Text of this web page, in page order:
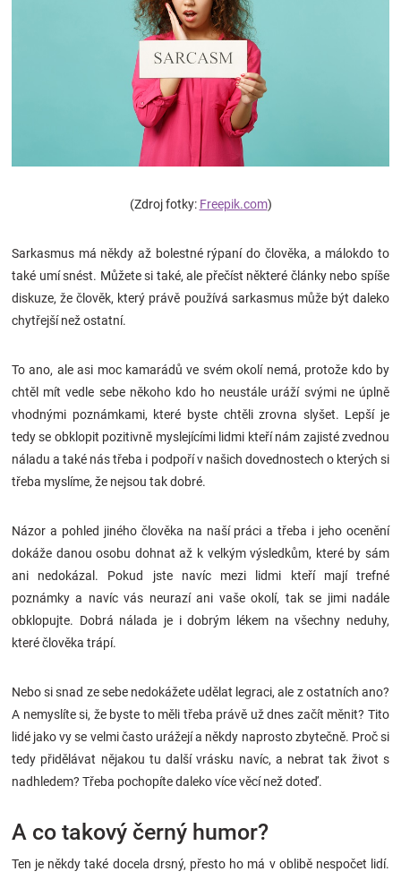
oblečení
Značky
Blog
Přihlášení
(Zdroj fotky: Freepik.com)
Sarkasmus má někdy až bolestné rýpaní do člověka, a málokdo to
také umí snést. Můžete si také, ale přečíst některé články nebo spíše
diskuze, že člověk, který právě používá sarkasmus může být daleko
chytřejší než ostatní.
To ano, ale asi moc kamarádů ve svém okolí nemá, protože kdo by
chtěl mít vedle sebe někoho kdo ho neustále uráží svými ne úplně
vhodnými poznámkami, které byste chtěli zrovna slyšet. Lepší je
tedy se obklopit pozitivně myslejícími lidmi kteří nám zajisté zvednou
náladu a také nás třeba i podpoří v našich dovednostech o kterých si
třeba myslíme, že nejsou tak dobré.
Názor a pohled jiného člověka na naší práci a třeba i jeho ocenění
dokáže danou osobu dohnat až k velkým výsledkům, které by sám
ani nedokázal. Pokud jste navíc mezi lidmi kteří mají trefné
poznámky a navíc vás neurazí ani vaše okolí, tak se jimi nadále
obklopujte. Dobrá nálada je i dobrým lékem na všechny neduhy,
které člověka trápí.
Nebo si snad ze sebe nedokážete udělat legraci, ale z ostatních ano?
A nemyslíte si, že byste to měli třeba právě už dnes začít měnit? Tito
lidé jako vy se velmi často urážejí a někdy naprosto zbytečně. Proč si
tedy přidělávat nějakou tu další vrásku navíc, a nebrat tak život s
nadhledem? Třeba pochopíte daleko více věcí než doteď.
A co takový černý humor?
Ten je někdy také docela drsný, přesto ho má v oblibě nespočet lidí.